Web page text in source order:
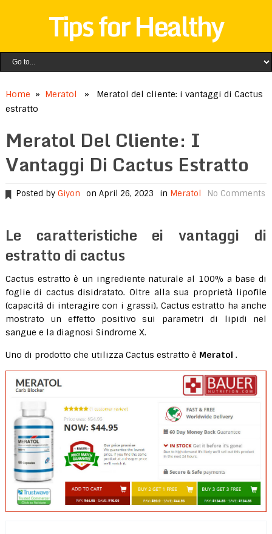
Tips for Healthy
Home » Meratol
» Meratol del cliente: i vantaggi di Cactus
estratto
Meratol Del Cliente: I
Vantaggi Di Cactus Estratto
Posted by Giyon on April 26, 2023 in Meratol No Comments
Le caratteristiche ei vantaggi di
estratto di cactus
Cactus estratto è un ingrediente naturale al 100% a base di
foglie di cactus disidratato. Oltre alla sua proprietà lipofile
(capacità di interagire con i grassi), Cactus estratto ha anche
mostrato un effetto positivo sui parametri di lipidi nel
sangue e la diagnosi Sindrome X.
Uno di prodotto che utilizza Cactus estratto è Meratol .